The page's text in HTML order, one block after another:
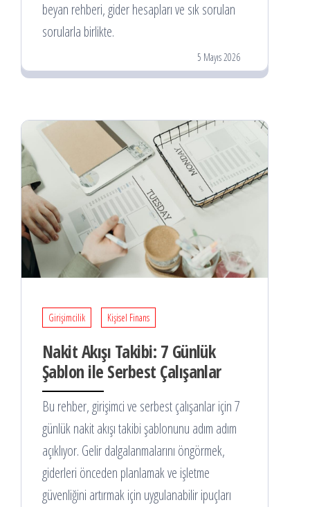
beyan rehberi, gider hesapları ve sık sorulan
sorularla birlikte.
5 Mayıs 2026
Girişimcilik Kişisel Finans
Nakit Akışı Takibi: 7 Günlük
Şablon ile Serbest Çalışanlar
Bu rehber, girişimci ve serbest çalışanlar için 7
günlük nakit akışı takibi şablonunu adım adım
açıklıyor. Gelir dalgalanmalarını öngörmek,
giderleri önceden planlamak ve işletme
güvenliğini artırmak için uygulanabilir ipuçları